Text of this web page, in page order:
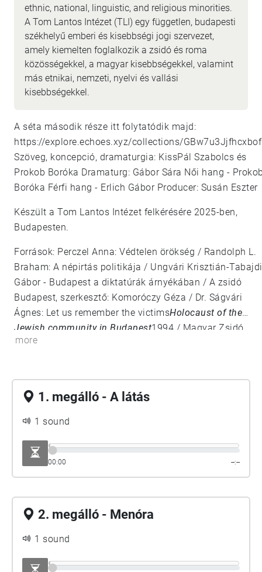
ethnic, national, linguistic, and religious minorities.
A Tom Lantos Intézet (TLI) egy független, budapesti
székhelyű emberi és kisebbségi jogi szervezet,
amely kiemelten foglalkozik a zsidó és roma
közösségekkel, a magyar kisebbségekkel, valamint
más etnikai, nemzeti, nyelvi és vallási
kisebbségekkel.
A séta második része itt folytatódik majd:
https://explore.echoes.xyz/collections/
Szöveg, koncepció, dramaturgia: KissPál Szabolcs és
Prokob Boróka Dramaturg: Gábor Sára Női hang -
Boróka Férfi hang - Erlich Gábor Producer: Susán Eszter
Készült a Tom Lantos Intézet felkérésére 2025-ben,
Budapesten.
Források: Perczel Anna: Védtelen örökség / Randolph L.
Braham: A népirtás politikája / Ungvári Krisztián-Tabajdi
Gábor - Budapest a diktatúrák árnyékában / A zsidó
Budapest, szerkesztő: Komoróczy Géza / Dr. Ságvári
Ágnes: Let us remember the victimsHolocaust of the
Jewish community in Budapest1994 / Magyar Zsidó
Múzeum és Levéltár / Veszprémy László Bernát:
Cole: Holocaust city / A budapesti gettó
emlékezete,szerkesztő: Dombi Gábor
https://www.csillagoshazak.hu/
more
1. megálló - A látás
1 sound
00:00 --:--
2. megálló - Menóra
1 sound